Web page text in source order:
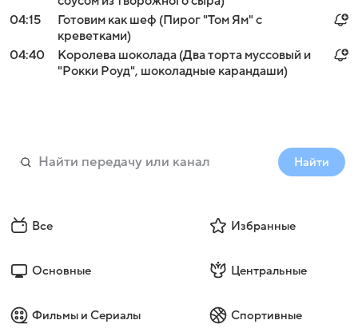
04:15
Готовим как шеф (Пирог "Том Ям" с
креветками)
04:40
Королева шоколада (Два торта муссовый и
"Рокки Роуд", шоколадные карандаши)
Найти
Все Избранные
Основные Центральные
Фильмы и Сериалы Спортивные